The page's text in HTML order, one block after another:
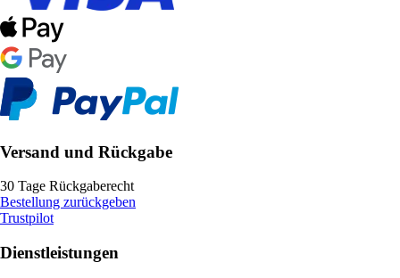
Versand und Rückgabe
30 Tage Rückgaberecht
Bestellung zurückgeben
Trustpilot
Dienstleistungen